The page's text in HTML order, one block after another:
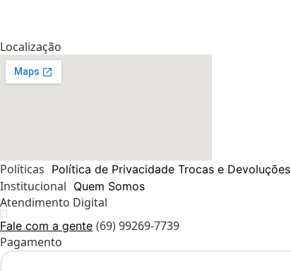
Localização
Políticas Política de Privacidade Trocas e Devoluções
Institucional Quem Somos
Atendimento Digital
Fale com a gente (69) 99269-7739
Pagamento